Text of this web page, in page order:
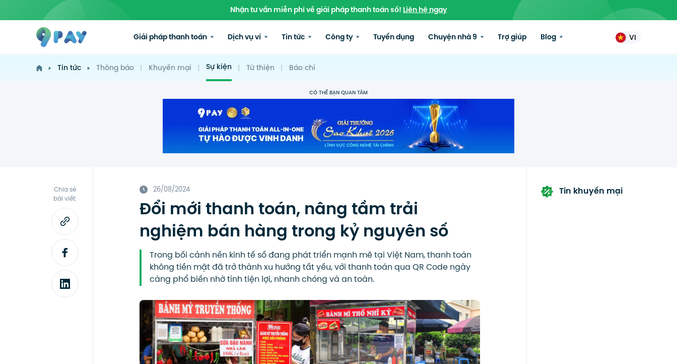
Nhận tư vấn miễn phí về giải pháp thanh toán số!Liên hệ ngay
Giải pháp thanh toán Dịch vụ ví Tin tức Công ty Tuyển dụng Chuyện nhà 9 Trợ giúp Blog VI
Tin tức Thông báo | Khuyến mại | Sự kiện | Từ thiện | Báo chí
CÓ THỂ BẠN QUAN TÂM
Chia sẻ
bài viết:
26/08/2024
Đổi mới thanh toán, nâng tầm trải
nghiệm bán hàng trong kỷ nguyên số
Trong bối cảnh nền kinh tế số đang phát triển mạnh mẽ tại Việt Nam, thanh toán
không tiền mặt đã trở thành xu hướng tất yếu, với thanh toán qua QR Code ngày
càng phổ biến nhờ tính tiện lợi, nhanh chóng và an toàn.
Tin khuyến mại